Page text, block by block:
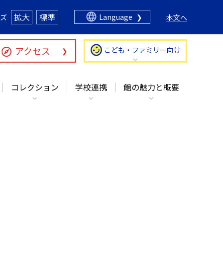
コレクション 学校連携 館の魅力と概要
拡大 標準 Language 本文へ
アクセス こども・ファミリー向け
コレクション 学校連携 館の魅力と概要